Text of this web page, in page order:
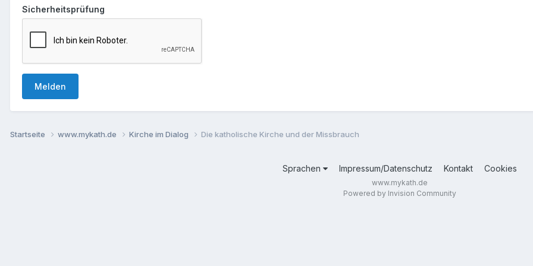
Sicherheitsprüfung
Melden
Startseite www.mykath.de Kirche im Dialog Die katholische Kirche und der Missbrauch
Sprachen Impressum/Datenschutz Kontakt Cookies
www.mykath.de
Powered by Invision Community